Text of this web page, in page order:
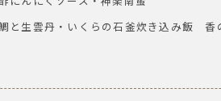
と生雲丹・いくらの石釜炊き込み飯